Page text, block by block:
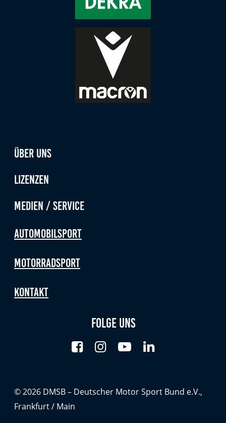
Über uns
Lizenzen
Medien / Service
Automobilsport
Motorradsport
Kontakt
Folge uns
© 2026 DMSB – Deutscher Motor Sport Bund e.V.,
Frankfurt / Main